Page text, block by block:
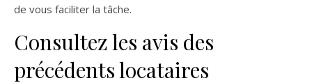
de vous faciliter la tâche.
Consultez les avis des
précédents locataires